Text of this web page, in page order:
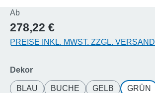
AbRegulärer Preis:
278,22 €
PREISE INKL. MWST. ZZGL.
Dekorauswählen
BLAU BUCHE GELB GRÜN